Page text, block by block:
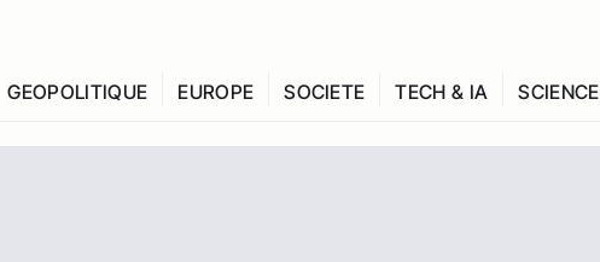
GEOPOLITIQUE EUROPE SOCIETE TECH & IA SCIENCE